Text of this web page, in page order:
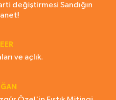
değiştirmesi Sandığın
ve açlık.